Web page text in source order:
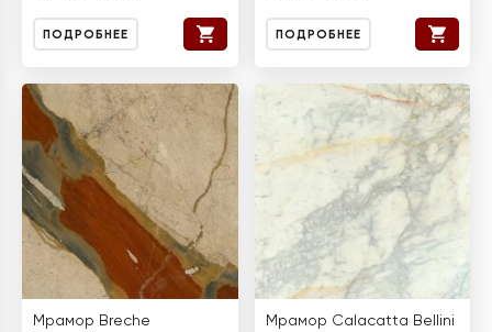
ПОДРОБНЕЕ ПОДРОБНЕЕ
Мрамор Breche
Мрамор Calacatta Bellini